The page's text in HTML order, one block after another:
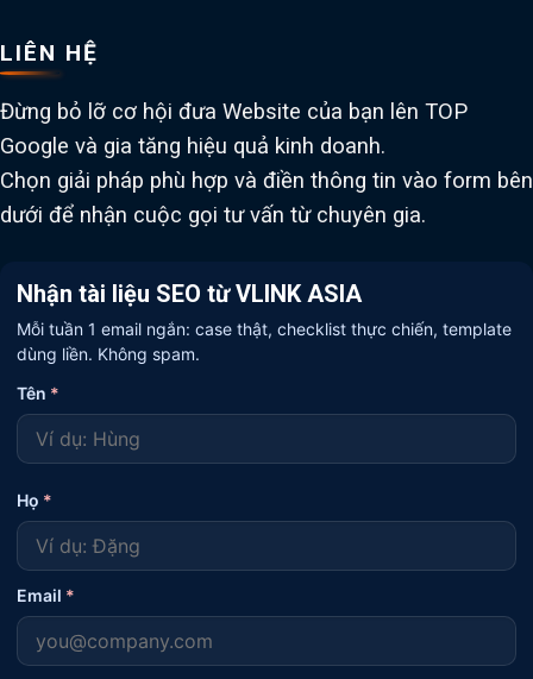
LIÊN HỆ
Đừng bỏ lỡ cơ hội đưa Website của bạn lên TOP
Google và gia tăng hiệu quả kinh doanh.
Chọn giải pháp phù hợp và điền thông tin vào form bên
dưới để nhận cuộc gọi tư vấn từ chuyên gia.
Nhận tài liệu SEO từ VLINK ASIA
Mỗi tuần 1 email ngắn: case thật, checklist thực chiến, template
dùng liền. Không spam.
Tên *
Họ *
Email *